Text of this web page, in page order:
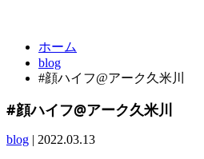
ホーム
blog
#顔ハイフ@アーク久米川
#顔ハイフ@アーク久米川
blog | 2022.03.13